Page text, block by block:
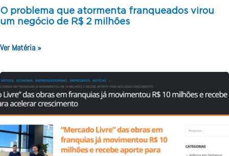
O problema que atormenta franqueados virou
um negócio de R$ 2 milhões
Ver Matéria »